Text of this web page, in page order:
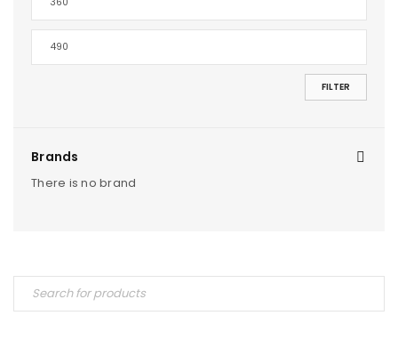
FILTER
Brands
There is no brand